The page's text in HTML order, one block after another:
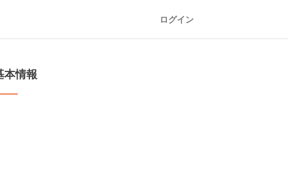
ログイン
本情報